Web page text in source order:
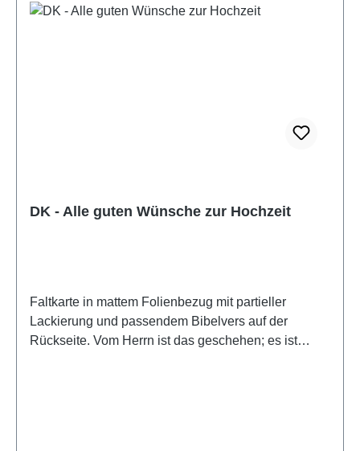
DK - Alle guten Wünsche zur Hochzeit
Faltkarte in mattem Folienbezug mit partieller
Lackierung und passendem Bibelvers auf der
Rückseite. Vom Herrn ist das geschehen; es ist